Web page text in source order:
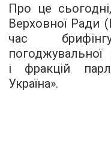
Про це
Верховної Ради
час
і фракцій
Україна».